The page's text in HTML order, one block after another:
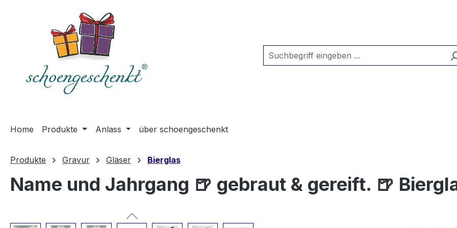
Zur Hauptnavigation springen
Home Produkte Anlass über schoengeschenkt
Produkte Gravur Gläser Bierglas
Name und Jahrgang 🍺 gebraut & gereift. 🍺